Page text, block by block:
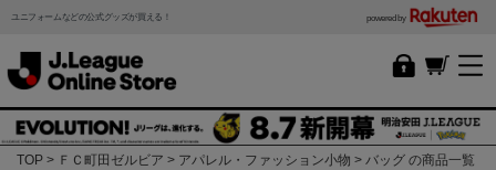
ユニフォームなどの公式グッズが買える！ powered by
TOP ＦＣ町田ゼルビア アパレル・ファッション小物 バッグ の商品一覧